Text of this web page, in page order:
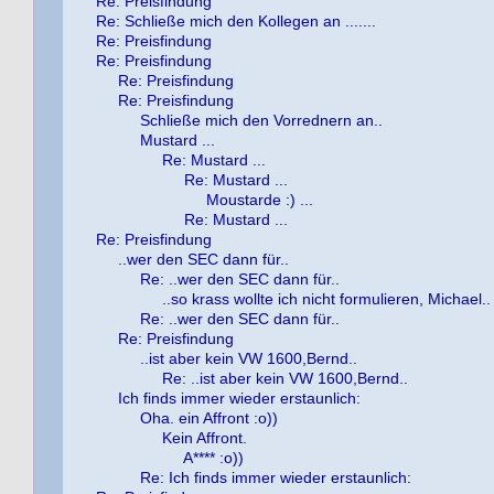
Re: Schließe mich den Kollegen an .......
Re: Preisfindung
Re: Preisfindung
Re: Preisfindung
Re: Preisfindung
Schließe mich den Vorrednern an..
Mustard ...
Re: Mustard ...
Re: Mustard ...
Moustarde :) ...
Re: Mustard ...
Re: Preisfindung
..wer den SEC dann für..
Re: ..wer den SEC dann für..
..so krass wollte ich nicht formulieren, Michael..
Re: ..wer den SEC dann für..
Re: Preisfindung
..ist aber kein VW 1600,Bernd..
Re: ..ist aber kein VW 1600,Bernd..
Ich finds immer wieder erstaunlich:
Oha. ein Affront :o))
Kein Affront.
A**** :o))
Re: Ich finds immer wieder erstaunlich: